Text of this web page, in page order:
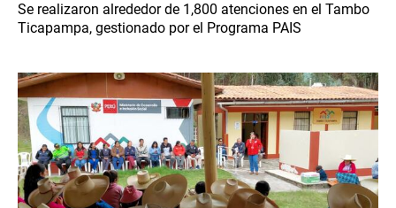
Se realizaron alrededor de 1,800 atenciones en el Tambo
Ticapampa, gestionado por el Programa PAIS